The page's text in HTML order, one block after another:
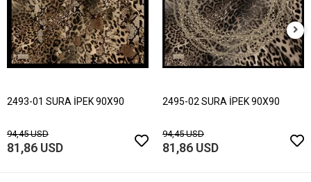
2493-01 SURA İPEK 90X90
94,45 USD
81,86 USD
2495-02 SURA İPEK 90X90
94,45 USD
81,86 USD